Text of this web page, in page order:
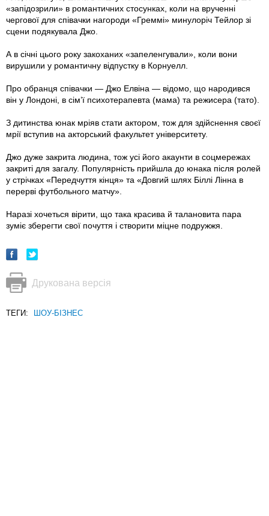
«запідозрили» в романтичних стосунках, коли на врученні
чергової для співачки нагороди «Греммі» минулоріч Тейлор зі
сцени подякувала Джо.
А в січні цього року закоханих «запеленгували», коли вони
вирушили у романтичну відпустку в Корнуелл.
Про обранця співачки — Джо Елвіна — відомо, що народився
він у Лондоні, в сім’ї психотерапевта (мама) та режисера (тато).
З дитинства юнак мріяв стати актором, тож для здійснення своєї
мрії вступив на акторський факультет університету.
Джо дуже закрита людина, тож усі його акаунти в соц­мережах
закриті для загалу. Популярність прийшла до юнака після ролей
у стрічках «Передчуття кінця» та «Довгий шлях Біллі Лінна в
перерві футбольного матчу».
Наразі хочеться вірити, що така красива й талановита пара
зуміє зберегти свої почуття і створити міцне подружжя.
Друкована версія
ТЕГИ: ШОУ-БІЗНЕС